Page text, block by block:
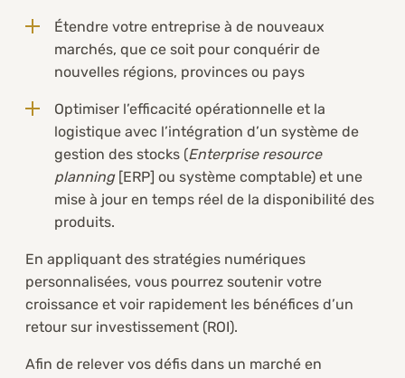
Étendre votre entreprise à de nouveaux
marchés, que ce soit pour conquérir de
nouvelles régions, provinces ou pays
Optimiser l’efficacité opérationnelle et la
logistique avec l’intégration d’un système de
gestion des stocks (Enterprise resource
planning[ERP] ou système comptable) et une
mise à jour en temps réel de la disponibilité des
produits.
En appliquant des stratégies numériques
personnalisées, vous pourrez soutenir votre
croissance et voir rapidement les bénéfices d’un
retour sur investissement (ROI).
Afin de relever vos défis dans un marché en